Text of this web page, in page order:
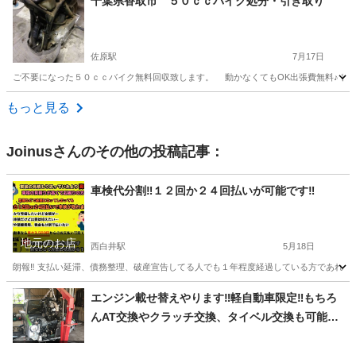
佐原駅 7月17日
ご不要になった５０ｃｃバイク無料回収致します。 動かなくてもOK出張費無料♪ 書
千葉 香取市
もっと見る
Joinusさんのその他の投稿記事：
地元のお店
車検代分割‼️１２回か２４回払いが可能です‼️
西白井駅 5月18日
朗報‼️ 支払い延滞、債務整理、破産宣告してる人でも１年程度経過している方であれ
千葉 白井市 西白井駅 車検
エンジン載せ替えやります‼️軽自動車限定‼️もちろ
んAT交換やクラッチ交換、タイベル交換も可能で